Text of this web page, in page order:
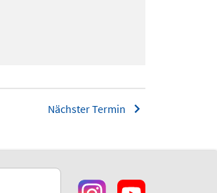
Nächster Termin